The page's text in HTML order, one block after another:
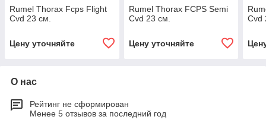
Rumel Thorax Fcps Flight
Cvd 23 см.
Цену уточняйте
Rumel Thorax FCPS Semi
Cvd 23 см.
Цену уточняйте
Cvd
О нас
Рейтинг не сформирован
Менее 5 отзывов за последний год